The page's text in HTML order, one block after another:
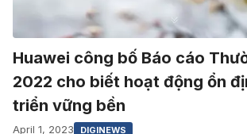
Huawei công bố Báo cáo
2022 cho biết hoạt động ổn
triển vững bền
April 1, 2023 DIGINEWS